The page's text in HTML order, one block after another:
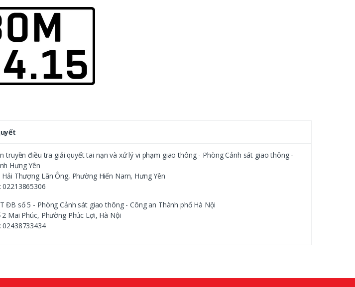
truyền điều tra giải quyết tai nạn và xử lý vi phạm giao thông - Phòng Cảnh sát giao thông -
Hưng Yên
Thượng Lãn Ông, Phường Hiến Nam, Hưng Yên
ĐB số 5 - Phòng Cảnh sát giao thông - Công an Thành phố Hà Nội
Mai Phúc, Phường Phúc Lợi, Hà Nội